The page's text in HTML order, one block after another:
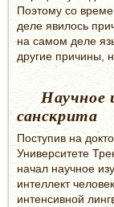
Поэтому со
деле явилось
на самом деле
другие причины,
Научное
санскрита
Поступив на
Университете
начал научное
интеллект
интенсивной